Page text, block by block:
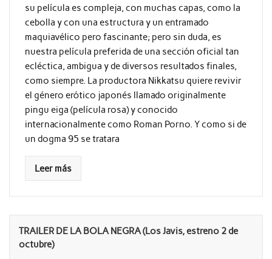
su película es compleja, con muchas capas, como la
cebolla y con una estructura y un entramado
maquiavélico pero fascinante; pero sin duda, es
nuestra película preferida de una sección oficial tan
ecléctica, ambigua y de diversos resultados finales,
como siempre. La productora Nikkatsu quiere revivir
el género erótico japonés llamado originalmente
pingu eiga (película rosa) y conocido
internacionalmente como Roman Porno. Y como si de
un dogma 95 se tratara
Leer más
TRAILER DE LA BOLA NEGRA (Los Javis, estreno 2 de
octubre)